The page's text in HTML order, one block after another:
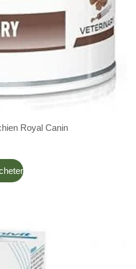
Royal Canin